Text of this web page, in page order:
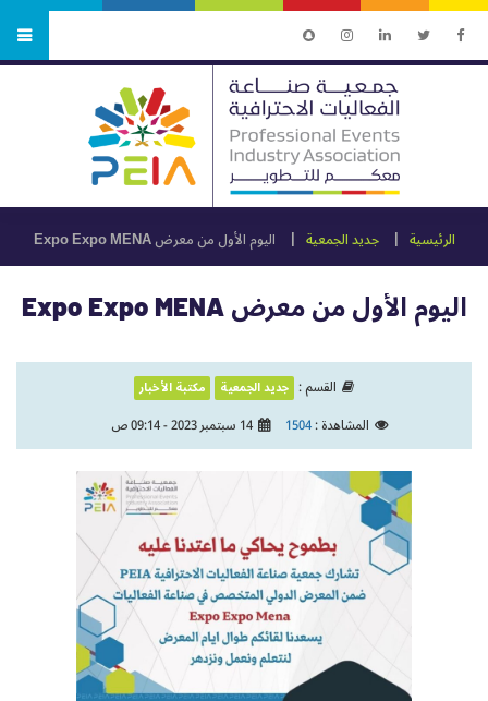
الرئيسية جديد الجمعية اليوم الأول من معرض Expo Expo MENA
اليوم الأول من معرض Expo Expo MENA
القسم : جديد الجمعية مكتبة الأخبار
المشاهدة :1504 14 سبتمبر 2023 - 09:14 ص